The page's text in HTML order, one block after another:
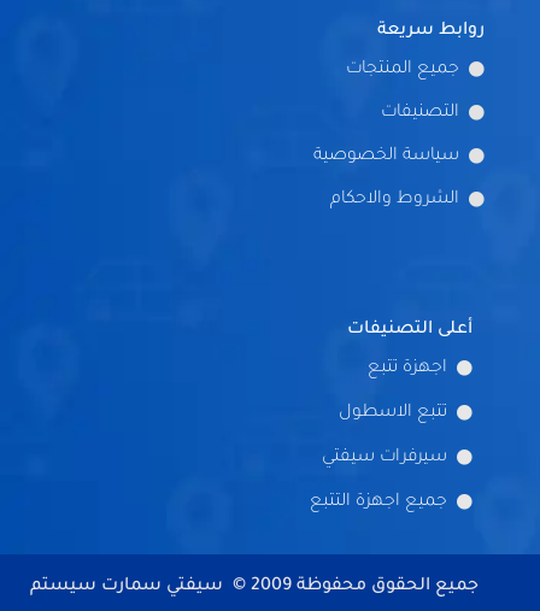
روابط سريعة
جميع المنتجات
التصنيفات
سياسة الخصوصية
الشروط والاحكام
أعلى التصنيفات
اجهزة تتبع
تتبع الاسطول
سيرفرات سيفتي
جميع اجهزة التتبع
جميع الحقوق محفوظة 2009 © سيفتي سمارت سيستم